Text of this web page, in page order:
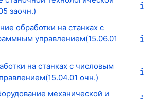
заочн.)
обработки на станках с
управлением(15.06.01
на станках с числовым
очн.)
механической и